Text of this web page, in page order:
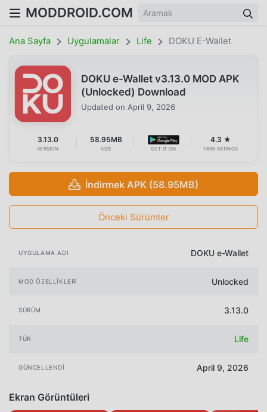
MODDROID.COM
Ana Sayfa Uygulamalar Life DOKU E-Wallet
DOKU e-Wallet v3.13.0 MOD APK
(Unlocked) Download
Updated on April 9, 2026
3.13.0
VERSION
58.95MB
SIZE GET IT ON
4.3 ★
1698 RATINGS
İndirmek APK (58.95MB)
Önceki Sürümler
UYGULAMA ADI DOKU e-Wallet
MOD ÖZELLIKLERI Unlocked
SÜRÜM 3.13.0
TÜR Life
GÜNCELLENDI April 9, 2026
Ekran Görüntüleri